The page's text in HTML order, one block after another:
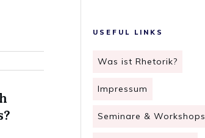
USEFUL LINKS
Was ist Rhetorik?
Impressum
Seminare & Workshops